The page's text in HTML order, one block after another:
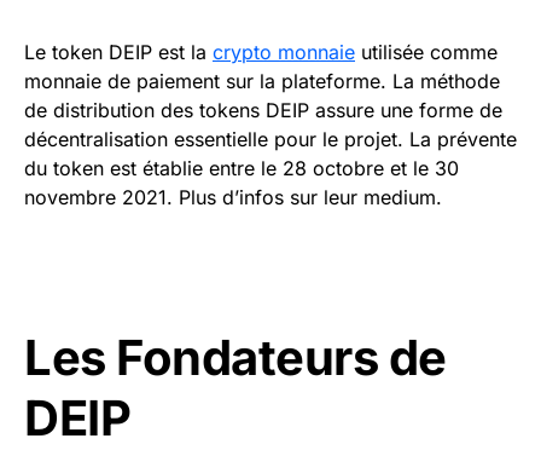
Le token DEIP est la crypto monnaie utilisée comme
monnaie de paiement sur la plateforme. La méthode
de distribution des tokens DEIP assure une forme de
décentralisation essentielle pour le projet. La prévente
du token est établie entre le 28 octobre et le 30
novembre 2021. Plus d’infos sur leur medium.
Les Fondateurs de
DEIP